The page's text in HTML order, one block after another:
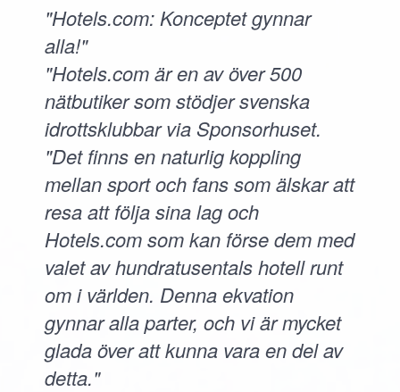
"Hotels.com: Konceptet gynnar
alla!"
"Hotels.com är en av över 500
nätbutiker som stödjer svenska
idrottsklubbar via Sponsorhuset.
"Det finns en naturlig koppling
mellan sport och fans som älskar att
resa att följa sina lag och
Hotels.com som kan förse dem med
valet av hundratusentals hotell runt
om i världen. Denna ekvation
gynnar alla parter, och vi är mycket
glada över att kunna vara en del av
detta."